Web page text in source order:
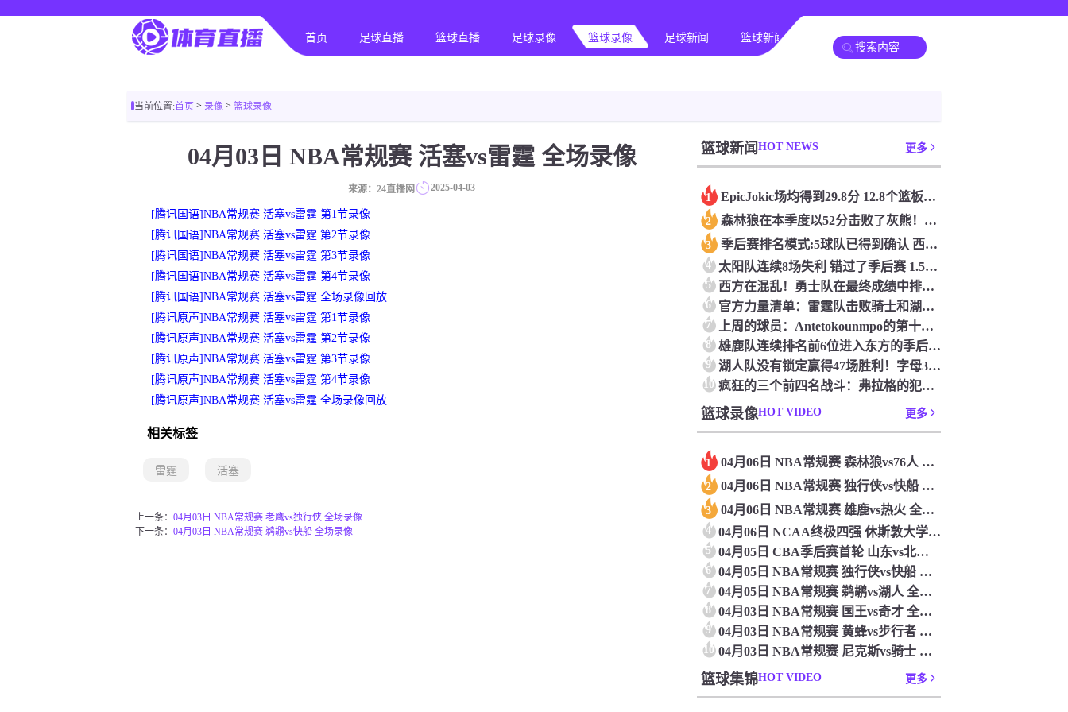
首页 足球直播 篮球直播 足球录像 篮球录像 足球新闻 篮球新闻
当前位置:首页 > 录像 > 篮球录像
04月03日 NBA常规赛 活塞vs雷霆 全场录像
来源：24直播网 2025-04-03
[腾讯国语]NBA常规赛 活塞vs雷霆 第1节录像
[腾讯国语]NBA常规赛 活塞vs雷霆 第2节录像
[腾讯国语]NBA常规赛 活塞vs雷霆 第3节录像
[腾讯国语]NBA常规赛 活塞vs雷霆 第4节录像
[腾讯国语]NBA常规赛 活塞vs雷霆 全场录像回放
[腾讯原声]NBA常规赛 活塞vs雷霆 第1节录像
[腾讯原声]NBA常规赛 活塞vs雷霆 第2节录像
[腾讯原声]NBA常规赛 活塞vs雷霆 第3节录像
[腾讯原声]NBA常规赛 活塞vs雷霆 第4节录像
[腾讯原声]NBA常规赛 活塞vs雷霆 全场录像回放
相关标签
雷霆 活塞
上一条： 04月03日 NBA常规赛 老鹰vs独行侠 全场录像
下一条： 04月03日 NBA常规赛 鹈鹕vs快船 全场录像
篮球新闻 HOT NEWS 更多
1 Epic️Jokic场均得到29.8分 12.8个篮板和10.2次助攻 平均三双很容易吗？
2 森林狼在本季度以52分击败了灰熊！一个部分中的21个中有18个！骑着摇头丸的战士第六 湖船不舒服
3 季后赛排名模式:5球队已得到确认 西方有一支悲惨的3-8队
4 太阳队连续8场失利 错过了季后赛 1.5亿巨人完全失败了
5 西方在混乱！勇士队在最终成绩中排名第七 湖人队晋级季后赛 火箭向快船送了礼物
6 官方力量清单：雷霆队击败骑士和湖人队排名第五
7 上周的球员：Antetokounmpo的第十个职业
8 雄鹿队连续排名前6位进入东方的季后赛 而老鹰队连续第四年在季后赛中踢球
9 湖人队没有锁定赢得47场胜利！字母36+15+10 波特24+12+8 42胜利以锁定季后赛
10 疯狂的三个前四名战斗：弗拉格的犯规 杜克·布莱克在33秒的惊喜中出现了
篮球录像HOT VIDEO 更多
1 04月06日 NBA常规赛 森林狼vs76人 全场录像
2 04月06日 NBA常规赛 独行侠vs快船 全场录像
3 04月06日 NBA常规赛 雄鹿vs热火 全场录像
4 04月06日 NCAA终极四强 休斯敦大学vs杜克大学 全场录像
5 04月05日 CBA季后赛首轮 山东vs北控 全场录像
6 04月05日 NBA常规赛 独行侠vs快船 全场录像
7 04月05日 NBA常规赛 鹈鹕vs湖人 全场录像
8 04月03日 NBA常规赛 国王vs奇才 全场录像
9 04月03日 NBA常规赛 黄蜂vs步行者 全场录像
10 04月03日 NBA常规赛 尼克斯vs骑士 全场录像
篮球集锦HOT VIDEO 更多